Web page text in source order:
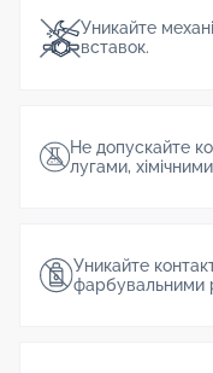
Уникайте
вставок.
Не допускайте
лугами,
Уникайте
фарбувальними